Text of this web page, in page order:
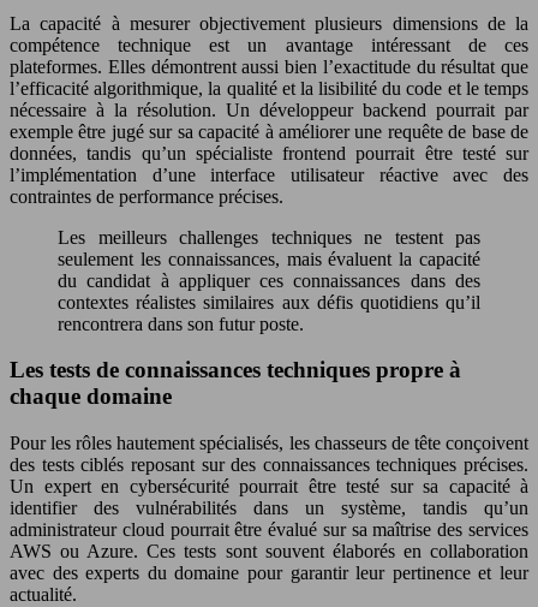
La capacité à mesurer objectivement plusieurs dimensions de la
compétence technique est un avantage intéressant de ces
plateformes. Elles démontrent aussi bien l’exactitude du résultat que
l’efficacité algorithmique, la qualité et la lisibilité du code et le temps
nécessaire à la résolution. Un développeur backend pourrait par
exemple être jugé sur sa capacité à améliorer une requête de base de
données, tandis qu’un spécialiste frontend pourrait être testé sur
l’implémentation d’une interface utilisateur réactive avec des
contraintes de performance précises.
Les meilleurs challenges techniques ne testent pas
seulement les connaissances, mais évaluent la capacité
du candidat à appliquer ces connaissances dans des
contextes réalistes similaires aux défis quotidiens qu’il
rencontrera dans son futur poste.
Les tests de connaissances techniques propre à
chaque domaine
Pour les rôles hautement spécialisés, les chasseurs de tête conçoivent
des tests ciblés reposant sur des connaissances techniques précises.
Un expert en cybersécurité pourrait être testé sur sa capacité à
identifier des vulnérabilités dans un système, tandis qu’un
administrateur cloud pourrait être évalué sur sa maîtrise des services
AWS ou Azure. Ces tests sont souvent élaborés en collaboration
avec des experts du domaine pour garantir leur pertinence et leur
actualité.